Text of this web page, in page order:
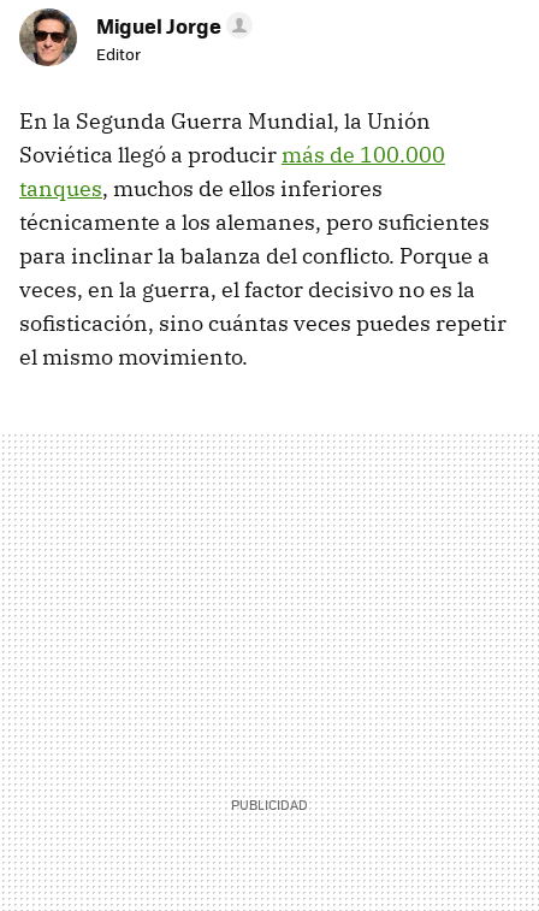
Miguel Jorge
Editor
En la Segunda Guerra Mundial, la Unión
Soviética llegó a producirmás de 100.000
tanques, muchos de ellos inferiores
técnicamente a los alemanes, pero suficientes
para inclinar la balanza del conflicto. Porque a
veces, en la guerra, el factor decisivo no es la
sofisticación, sino cuántas veces puedes repetir
el mismo movimiento.